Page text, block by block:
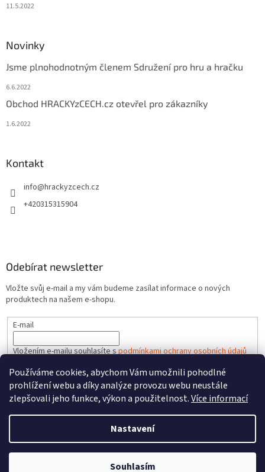
Používáme cookies, abychom Vám umožnili pohodlné
prohlížení webu a díky analýze provozu webu neustále
zlepšovali jeho funkce, výkon a použitelnost.Více informací
Nastavení
Souhlasím
11.5.2022
Novinky
Jsme plnohodnotným členem Sdružení pro hru a hračku
6.6.2022
Obchod HRACKYzCECH.cz otevřel pro zákazníky
1.6.2022
Kontakt
info@hrackyzcech.cz
+420315315904
Odebírat newsletter
Vložte svůj e-mail a my vám budeme zasílat informace o nových
produktech na našem e-shopu.
E-mail
Vložením e-mailu souhlasíte spodmínkami ochrany osobních údajů
PŘIHLÁSIT SE
Vytvořil Shoptet
HRACKYzCECH.cz. Všechna práva vyhrazena.